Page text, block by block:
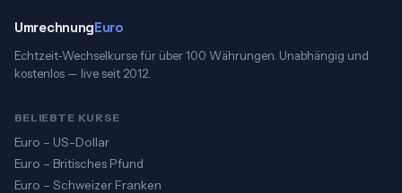
UmrechnungEuro
Echtzeit-Wechselkurse für über 100 Währungen. Unabhängig und
kostenlos — live seit 2012.
BELIEBTE KURSE
Euro – US-Dollar
Euro – Britisches Pfund
Euro – Schweizer Franken